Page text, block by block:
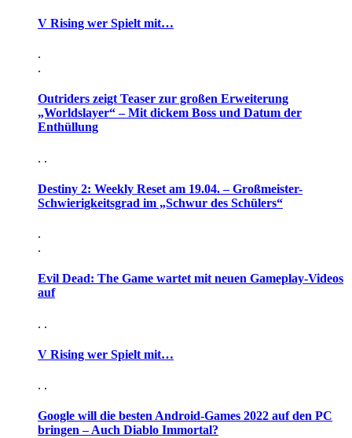
V Rising wer Spielt mit…
.
.
Outriders zeigt Teaser zur großen Erweiterung
„Worldslayer“ – Mit dickem Boss und Datum der
Enthüllung
. .
Destiny 2: Weekly Reset am 19.04. – Großmeister-
Schwierigkeitsgrad im „Schwur des Schülers“
.
.
Evil Dead: The Game wartet mit neuen Gameplay-Videos
auf
. .
V Rising wer Spielt mit…
. .
Google will die besten Android-Games 2022 auf den PC
bringen – Auch Diablo Immortal?